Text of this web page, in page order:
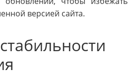
версией сайта.